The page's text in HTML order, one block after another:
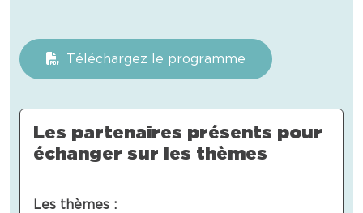
Téléchargez le programme
Les partenaires présents pour
échanger sur les thèmes
Les thèmes :